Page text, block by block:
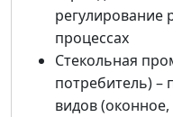
регулирование
процессах
Стекольная
потребитель) –
видов (оконное,